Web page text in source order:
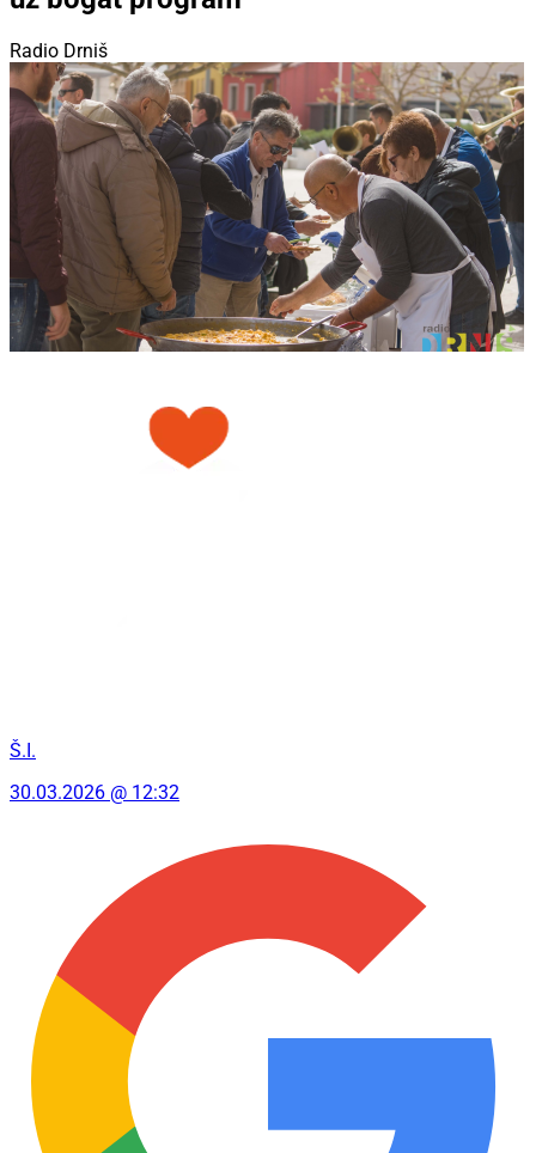
Radio Drniš
Š.I.
30.03.2026 @ 12:32